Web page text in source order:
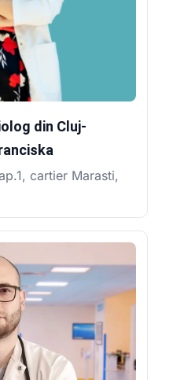
din Cluj-
cartier Marasti,